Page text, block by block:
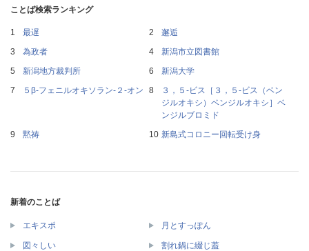
ことば検索ランキング
最遅
邂逅
為政者
新潟市立図書館
新潟地方裁判所
新潟大学
５β‐フェニルオキソラン‐２‐オン
３，５‐ビス［３，５‐ビス（ベン
ジルオキシ）ベンジルオキシ］ベ
ンジルブロミド
黙祷
新島式コロニー回転受け身
新着のことば
エキスポ 月とすっぽん
図々しい 割れ鍋に綴じ蓋